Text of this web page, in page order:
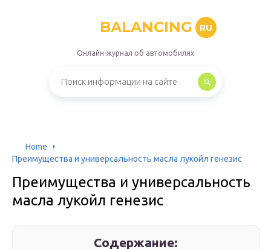
BALANCING RU
Онлайн-журнал об автомобилях
Home
Преимущества и универсальность масла лукойл генезис
Преимущества и универсальность
масла лукойл генезис
Содержание: